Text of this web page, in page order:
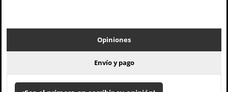
Opiniones
Envío y pago